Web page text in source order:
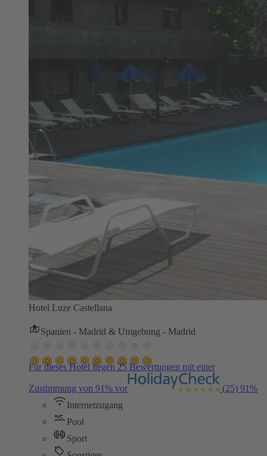
Hotel Luze Castellana
Spanien - Madrid & Umgebung - Madrid
Für dieses Hotel liegen 25 Bewertungen mit einer
Zustimmung von 91% vor (25) 91%
Internetzugang
Pool
Sport